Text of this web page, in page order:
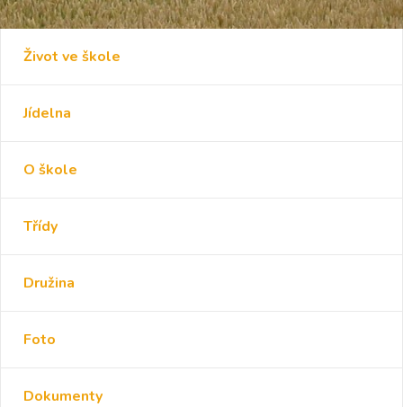
Život ve škole
Jídelna
O škole
Třídy
Družina
Foto
Dokumenty